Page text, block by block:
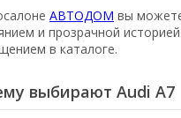
АВТОДОМ вы
и прозрачной
в каталоге.
выбирают Audi A7